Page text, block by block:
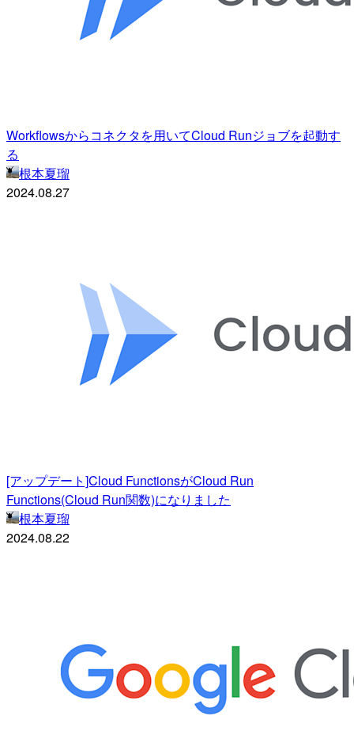
Workflowsからコネクタを用いてCloud Runジョブを起動す
る
根本夏瑠
2024.08.27
[アップデート]Cloud FunctionsがCloud Run
Functions(Cloud Run関数)になりました
根本夏瑠
2024.08.22